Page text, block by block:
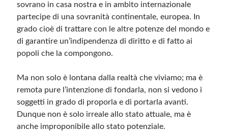
sovrano in casa nostra e in ambito internazionale
partecipe di una sovranità continentale, europea. In
grado cioè di trattare con le altre potenze del mondo e
di garantire un’indipendenza di diritto e di fatto ai
popoli che la compongono.
Ma non solo è lontana dalla realtà che viviamo; ma è
remota pure l’intenzione di fondarla, non si vedono i
soggetti in grado di proporla e di portarla avanti.
Dunque non è solo irreale allo stato attuale, ma è
anche improponibile allo stato potenziale.